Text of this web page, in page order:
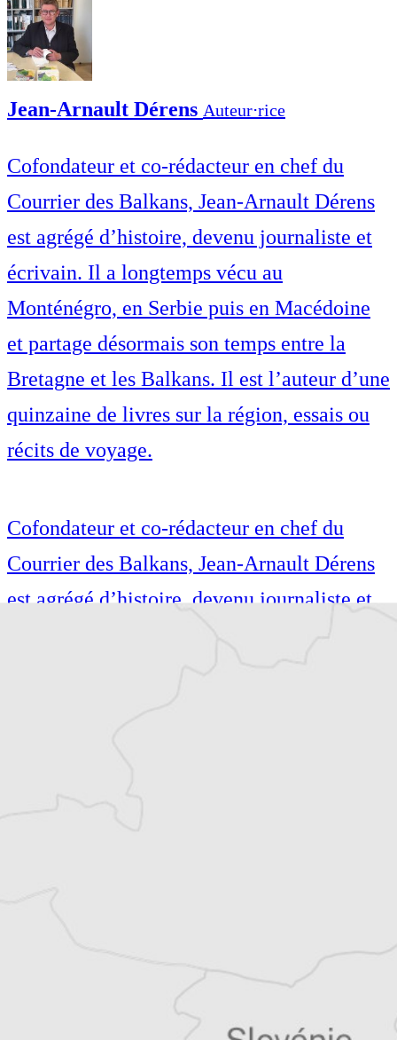
Jean-Arnault Dérens Auteur⋅rice
Cofondateur et co-rédacteur en chef du
Courrier des Balkans, Jean-Arnault Dérens
est agrégé d’histoire, devenu journaliste et
écrivain. Il a longtemps vécu au
Monténégro, en Serbie puis en Macédoine
et partage désormais son temps entre la
Bretagne et les Balkans. Il est l’auteur d’une
quinzaine de livres sur la région, essais ou
récits de voyage.
Cofondateur et co-rédacteur en chef du
Courrier des Balkans, Jean-Arnault Dérens
est agrégé d’histoire, devenu journaliste et